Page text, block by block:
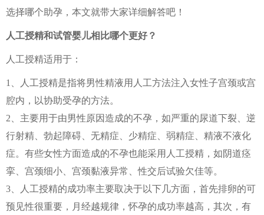
选择哪个助孕，本文就带大家详细解答吧！
人工授精和试管婴儿相比哪个更好？
人工授精适用于：
1、人工授精是指将男性精液用人工方法注入女性子宫颈或宫
腔内，以协助受孕的方法。
2、主要用于由男性原因造成的不孕，如严重的尿道下裂、逆
行射精、勃起障碍、无精症、少精症、弱精症、精液不液化
症。有些女性方面造成的不孕也能采用人工授精，如阴道痉
挛、宫颈细小、宫颈黏液异常、性交后试验欠佳等。
3、人工授精的成功率主要取决于以下几方面，首先排卵的可
预见性很重要，月经越规律，怀孕的成功率越高，其次，有